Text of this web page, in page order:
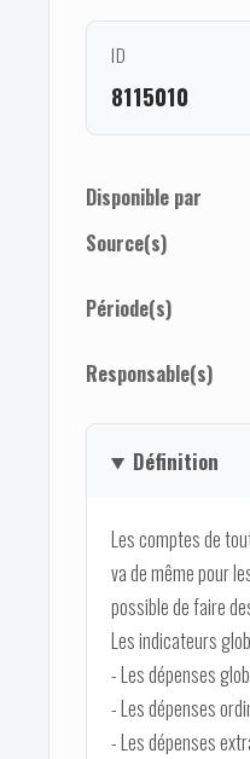
ID
8115010
Disponible par
Source(s)
Période(s)
Responsable(s)
Définition
Les comptes de
va de même pour
possible de faire
Les indicateurs
- Les dépenses
- Les dépenses
- Les dépenses